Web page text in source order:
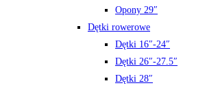
Opony 29″
Dętki rowerowe
Dętki 16″-24″
Dętki 26″-27.5″
Dętki 28″